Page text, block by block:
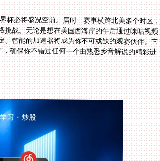
杯必将盛况空前。届时，赛事横跨北美多个时区，
挑战。无论是想在美国西海岸的午后通过咪咕视频
、智能的加速器将成为你不可或缺的观赛伙伴。它
，确保你不错过任何一个由熟悉乡音解说的精彩进